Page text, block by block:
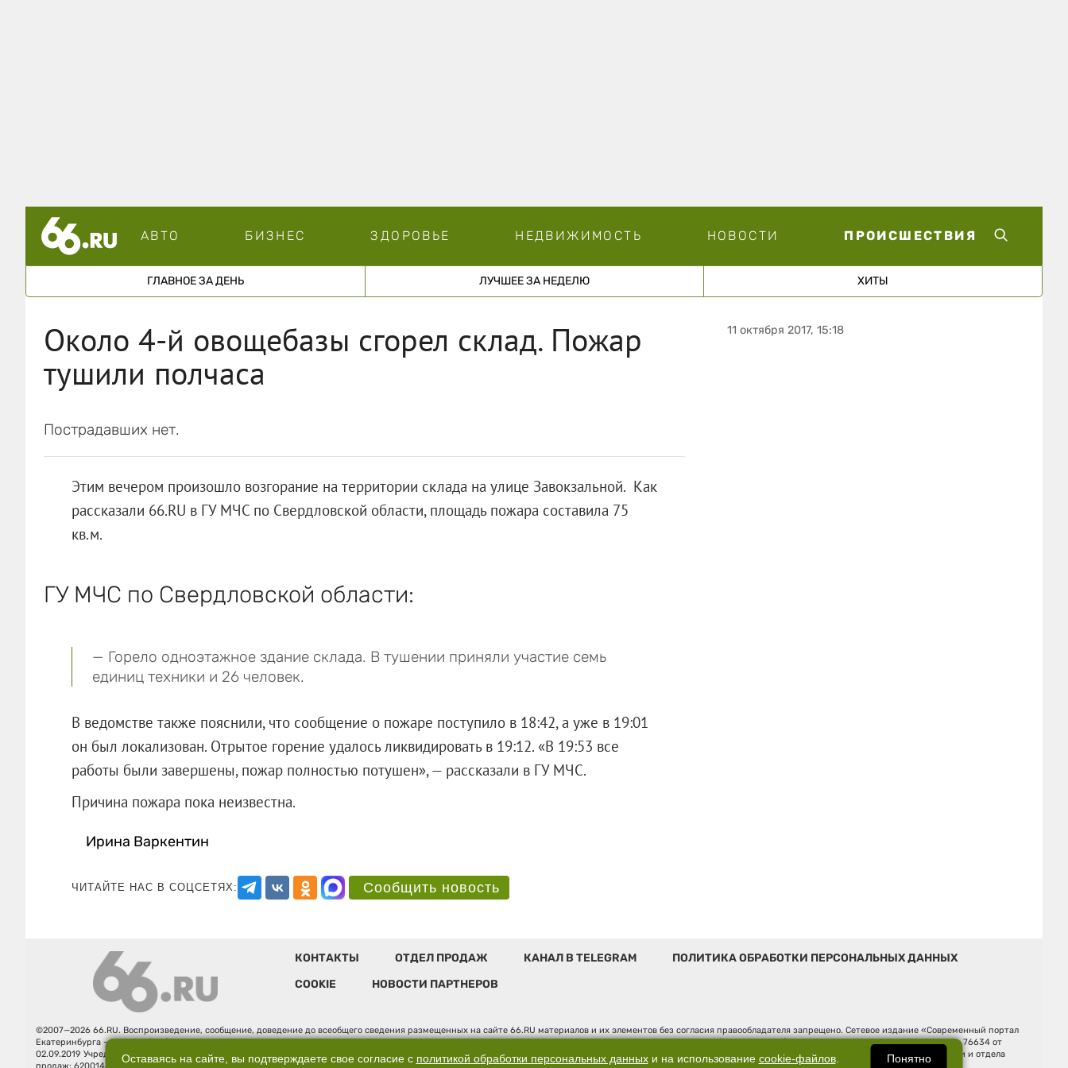
АВТО БИЗНЕС ЗДОРОВЬЕ НЕДВИЖИМОСТЬ НОВОСТИ ПРОИСШЕСТВИЯ
ГЛАВНОЕ ЗА ДЕНЬ ЛУЧШЕЕ ЗА НЕДЕЛЮ ХИТЫ
Около 4-й овощебазы сгорел склад. Пожар
тушили полчаса
Пострадавших нет.
Этим вечером произошло возгорание на территории склада на улице Завокзальной. Как
рассказали 66.RU в ГУ МЧС по Свердловской области, площадь пожара составила 75
кв.м.
ГУ МЧС по Свердловской области:
— Горело одноэтажное здание склада. В тушении приняли участие семь
единиц техники и 26 человек.
В ведомстве также пояснили, что сообщение о пожаре поступило в 18:42, а уже в 19:01
он был локализован. Отрытое горение удалось ликвидировать в 19:12. «В 19:53 все
работы были завершены, пожар полностью потушен», — рассказали в ГУ МЧС.
Причина пожара пока неизвестна.
Ирина Варкентин
ЧИТАЙТЕ НАС В СОЦСЕТЯХ: Сообщить новость
11 октября 2017, 15:18
КОНТАКТЫ ОТДЕЛ ПРОДАЖ КАНАЛ В TELEGRAM
ПОЛИТИКА ОБРАБОТКИ ПЕРСОНАЛЬНЫХ ДАННЫХ
COOKIE
НОВОСТИ ПАРТНЕРОВ
©2007—2026 66.RU. Воспроизведение, сообщение, доведение до всеобщего сведения размещенных на сайте 66.RU материалов и их элементов без согласия правообладателя запрещено. Сетевое издание «Современный портал
Екатеринбурга — «66.ru» (18+) зарегистрировано Федеральной службой по надзору в сфере связи, информационных технологий и массовых коммуникаций (Роскомнадзор). Регистрационный номер ЭЛ № ФС 77 - 76634 от
02.09.2019 Учредитель: Общество с ограниченной ответственностью "66.ру". Юридический адрес: 620014, Свердловская обл., г. Екатеринбург, ул. Бориса Ельцина, строение 3, оф. 7015 Фактический адрес редакции и отдела
Оставаясь на сайте, вы подтверждаете свое согласие с политикой обработки персональных данныхи на использование cookie-файлов. Понятно